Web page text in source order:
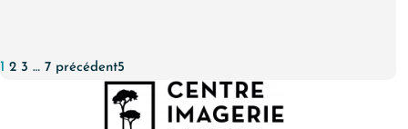
1 2 3 … 7 précédent